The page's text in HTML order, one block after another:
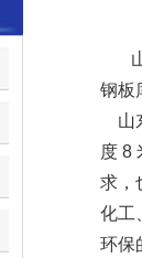
山
钢板
山
度 8
求，
化工
环保